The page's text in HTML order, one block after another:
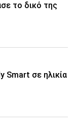
το δικό της
Smart σε ηλικία